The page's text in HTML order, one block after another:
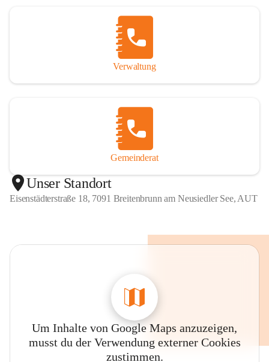
Verwaltung
Gemeinderat
Unser Standort
Eisenstädterstraße 18, 7091 Breitenbrunn am Neusiedler See, AUT
Um Inhalte von Google Maps anzuzeigen,
musst du der Verwendung externer Cookies
zustimmen.